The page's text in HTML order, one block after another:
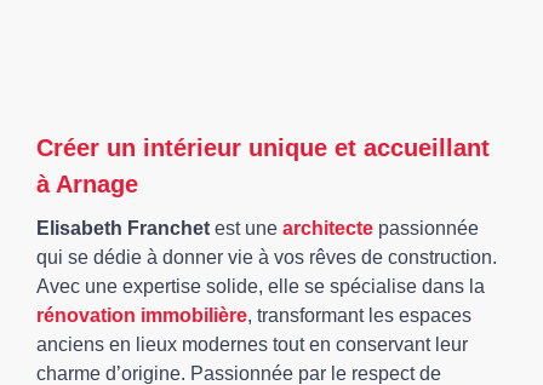
Créer un intérieur unique et accueillant
à Arnage
Elisabeth Franchet est une architecte passionnée
qui se dédie à donner vie à vos rêves de construction.
Avec une expertise solide, elle se spécialise dans la
rénovation immobilière, transformant les espaces
anciens en lieux modernes tout en conservant leur
charme d’origine. Passionnée par le respect de